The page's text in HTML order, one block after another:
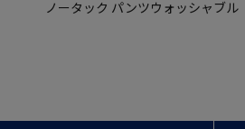
ノータック パンツウォッシャブル